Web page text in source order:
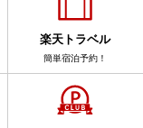
楽天トラベル
簡単宿泊予約！